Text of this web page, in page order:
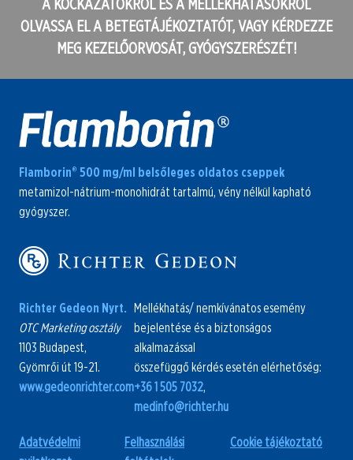
A KOCKÁZATOKRÓL ÉS A MELLÉKHATÁSOKRÓL
OLVASSA EL A BETEGTÁJÉKOZTATÓT, VAGY KÉRDEZZE
MEG KEZELŐORVOSÁT, GYÓGYSZERÉSZÉT!
Flamborin® 500 mg/ml belsőleges oldatos cseppek
metamizol-nátrium-monohidrát tartalmú, vény nélkül kapható
gyógyszer.
Richter Gedeon Nyrt.
OTC Marketing osztály
1103 Budapest,
Gyömrői út 19-21.
www.gedeonrichter.com
Mellékhatás/ nemkívánatos esemény
bejelentése és a biztonságos
alkalmazással
összefüggő kérdés esetén elérhetőség:
+36 1 505 7032,
medinfo@richter.hu
Adatvédelmi
Felhasználási
Cookie tájékoztató